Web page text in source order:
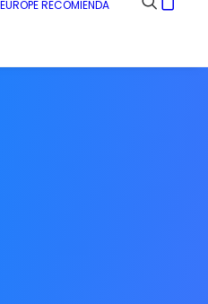
RECOMIENDA